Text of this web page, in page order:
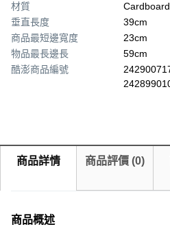
材質
Cardboard
垂直長度
39cm
商品最短邊寬度
23cm
物品最長邊長
59cm
酷澎商品編號
商品詳情 商品評價 (0)
商品概述